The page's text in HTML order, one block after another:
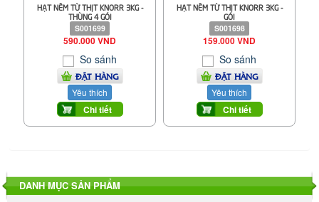
HẠT NÊM TỪ THỊT KNORR 3KG -
THÙNG 4 GÓI
S001699
590.000 VND
So sánh
ĐẶT HÀNG
Yêu thích
Chi tiết
HẠT NÊM TỪ THỊT KNORR 3KG -
GÓI
S001698
159.000 VND
So sánh
ĐẶT HÀNG
Yêu thích
Chi tiết
DANH MỤC SẢN PHẨM